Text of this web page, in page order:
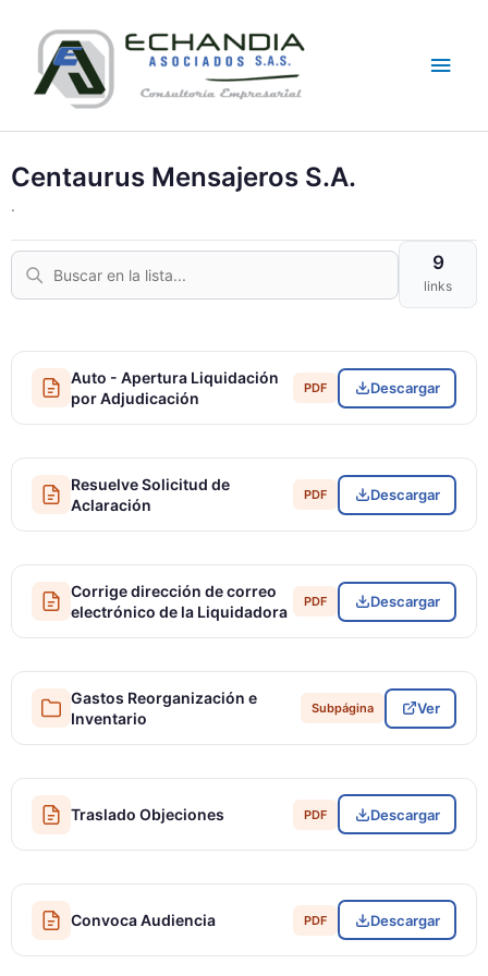
content
Centaurus Mensajeros S.A.
.
9
links
Auto - Apertura Liquidación
por Adjudicación
PDF Descargar
Resuelve Solicitud de
Aclaración
PDF Descargar
Corrige dirección de correo
electrónico de la Liquidadora
PDF Descargar
Gastos Reorganización e
Inventario
Subpágina Ver
Traslado Objeciones PDF Descargar
Convoca Audiencia PDF Descargar